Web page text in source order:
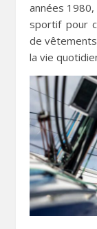
années
sportif pour
de
la vie